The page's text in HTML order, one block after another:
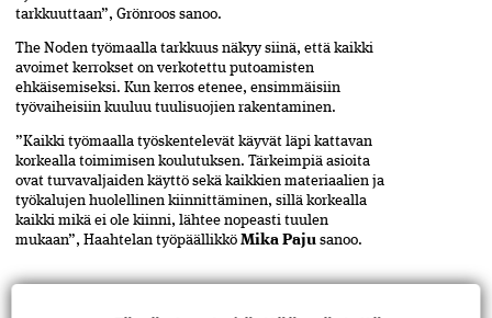
tarkkuuttaan”, Grönroos sanoo.
The Noden työmaalla tarkkuus näkyy siinä, että kaikki
avoimet kerrokset on verkotettu putoamisten
ehkäisemiseksi. Kun kerros etenee, ensimmäisiin
työvaiheisiin kuuluu tuulisuojien rakentaminen.
”Kaikki työmaalla työskentelevät käyvät läpi kattavan
korkealla toimimisen koulutuksen. Tärkeimpiä asioita
ovat turvavaljaiden käyttö sekä kaikkien materiaalien ja
työkalujen huolellinen kiinnittäminen, sillä korkealla
kaikki mikä ei ole kiinni, lähtee nopeasti tuulen
mukaan”, Haahtelan työpäällikkö Mika Paju­ sanoo.